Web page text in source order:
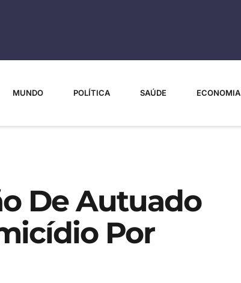
MUNDO POLÍTICA SAÚDE ECONOMIA
De Autuado
Por